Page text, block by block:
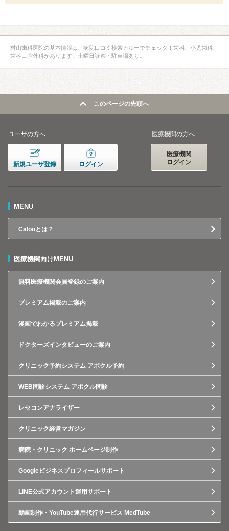
村山歯科医院の基本情報は、病院口コミ検索カルーでチェック！歯科、小児歯科、
歯科口腔外科があります。土曜日診察・駐車場あり。
このページの先頭へ
ユーザの方へ
新規ユーザ登録 ログイン
医療機関の方へ
医療機関
ログイン
MENU
Calooとは？
医療機関向けMENU
無料医療機関会員登録のご案内
プレミアム掲載のご案内
漫画でわかるプレミアム掲載
ドクターズインタビューのご案内
クリニック予約システム アポクル予約
WEB問診システム アポクル問診
レセコンアナライザー
クリニック経営マガジン
病院・クリニック ホームページ制作
Googleビジネスプロフィールサポート
LINE公式アカウント運用サポート
動画制作・YouTube運用代行サービス MedTube